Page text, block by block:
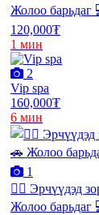
Жолоо
120,000₮
1 мин
2
Vip spa
160,000₮
6 мин
1
💆‍♂️ Эрчүүдэд
Жолоо